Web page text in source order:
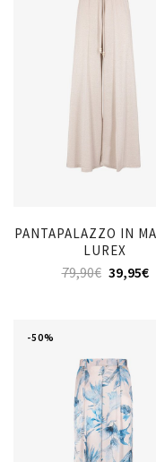
PANTAPALAZZO IN
LUREX
79,90€ 39,95€
-50%